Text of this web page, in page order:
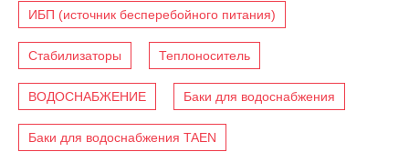
ИБП (источник бесперебойного питания)
Стабилизаторы Теплоноситель
ВОДОСНАБЖЕНИЕ Баки для водоснабжения
Баки для водоснабжения TAEN